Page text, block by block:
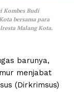
Kombes Budi
bersama para
Malang Kota.
barunya,
menjabat
(Dirkrimsus)